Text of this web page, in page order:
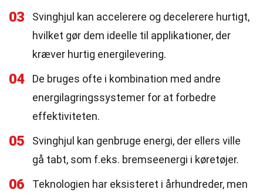
03
Svinghjul kan accelerere og decelerere hurtigt,
hvilket gør dem ideelle til applikationer, der
kræver hurtig energilevering.
04
De bruges ofte i kombination med andre
energilagringssystemer for at forbedre
effektiviteten.
05
Svinghjul kan genbruge energi, der ellers ville
gå tabt, som f.eks. bremseenergi i køretøjer.
06
Teknologien har eksisteret i århundreder, men